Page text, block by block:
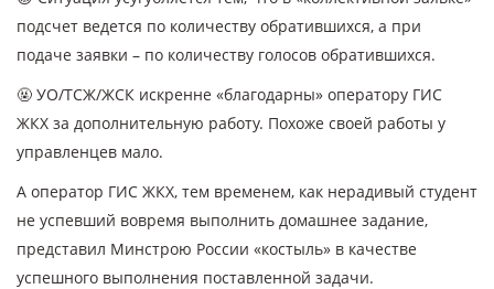
подсчет ведется по количеству обратившихся, а при
подаче заявки – по количеству голосов обратившихся.
🤬 УО/ТСЖ/ЖСК искренне «благодарны» оператору ГИС
ЖКХ за дополнительную работу. Похоже своей работы у
управленцев мало.
А оператор ГИС ЖКХ, тем временем, как нерадивый студент
не успевший вовремя выполнить домашнее задание,
представил Минстрою России «костыль» в качестве
успешного выполнения поставленной задачи.